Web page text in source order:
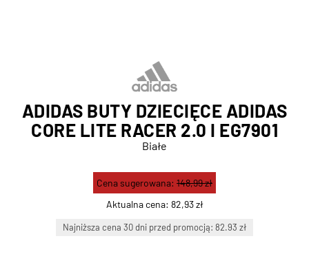
ADIDAS BUTY DZIECIĘCE ADIDAS
CORE LITE RACER 2.0 I EG7901
Białe
Aktualna cena: 82,93 zł
Cena sugerowana: 148,99 zł
Najniższa cena 30 dni przed promocją: 82.93 zł